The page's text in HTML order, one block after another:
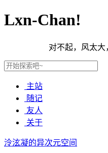
Lxn-Chan!
对不起，风太
主站
随记
友人
关于
泠泫凝的异次元空间